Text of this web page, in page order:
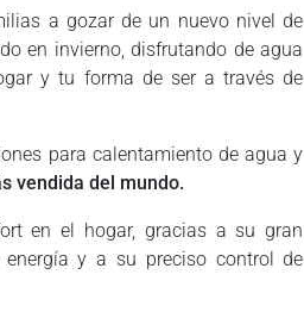
a gozar de un nuevo nivel de
en invierno, disfrutando de agua
y tu forma de ser a través de
para calentamiento de agua y
vendida del mundo.
en el hogar, gracias a su gran
energía y a su preciso control de